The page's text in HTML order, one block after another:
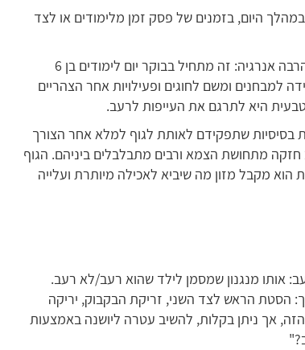
היום, בזמנים של פסק זמן מלימודים או לצד
במהלך היום ילדים ונוער מוציאים הרבה אנרגיה: זה מתחיל בבוקר יום לימודים בן 6
למבחנים ומשם לחוגים ופעילויות אחר הצהריים
היא לתרגם את העייפות לרעב.
בסיסיות שתפקידם לאותת לגוף למלא אחר הצורך
מתחושת הצמא ורבים מתבלבלים ביניהם. הגוף
מקבל מזון מה שיביא לאכילה מיותרת ועלייה
אותו מנגנון שמסמן לילד שהוא רעב/לא רעב.
הסטת הראש לצד השני, זריקת הבקבוק, יריקה
אך ניתן בקלות, להשיב עטרה ליושנה באמצעות